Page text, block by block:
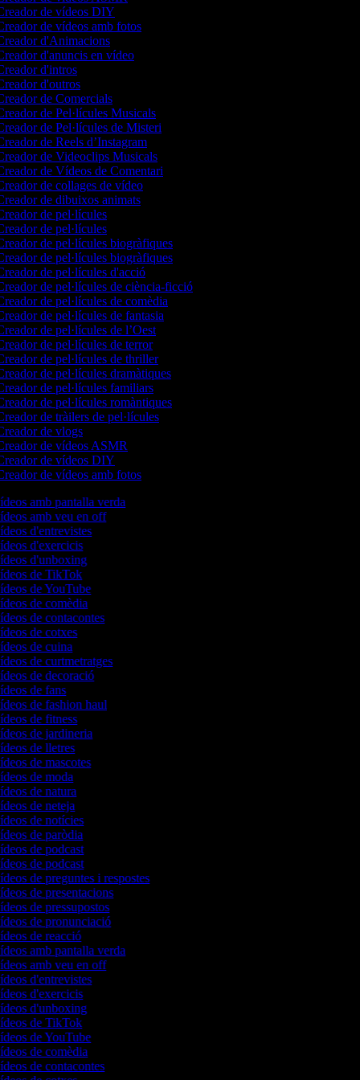
de vídeos DIY
de vídeos amb fotos
d'Animacions
d'anuncis en vídeo
d'intros
d'outros
de Comercials
de Pel·lícules Musicals
de Pel·lícules de Misteri
de Reels d’Instagram
de Videoclips Musicals
de Vídeos de Comentari
de collages de vídeo
de dibuixos animats
de pel·lícules
de pel·lícules
de pel·lícules biogràfiques
de pel·lícules biogràfiques
de pel·lícules d'acció
de pel·lícules de ciència-ficció
de pel·lícules de comèdia
de pel·lícules de fantasia
de pel·lícules de l’Oest
de pel·lícules de terror
de pel·lícules de thriller
de pel·lícules dramàtiques
de pel·lícules familiars
de pel·lícules romàntiques
de tràilers de pel·lícules
de vlogs
de vídeos ASMR
de vídeos DIY
de vídeos amb fotos
amb pantalla verda
amb veu en off
d'entrevistes
d'exercicis
d'unboxing
de TikTok
de YouTube
de comèdia
de contacontes
de cotxes
de cuina
de curtmetratges
de decoració
de fans
de fashion haul
de fitness
de jardineria
de lletres
de mascotes
de moda
de natura
de neteja
de notícies
de paròdia
de podcast
de podcast
de preguntes i respostes
de presentacions
de pressupostos
de pronunciació
de reacció
amb pantalla verda
amb veu en off
d'entrevistes
d'exercicis
d'unboxing
de TikTok
de YouTube
de comèdia
de contacontes